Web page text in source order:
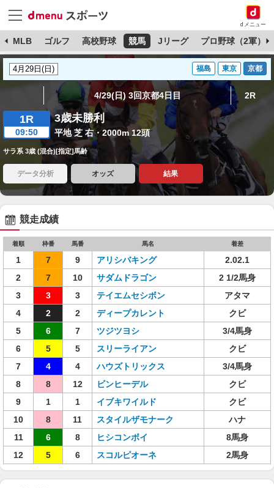
dメニュー
MLB ゴルフ 高校野球 競馬 Jリーグ プロ野球（2軍）
福島 東京 京都
4/29(日) 3回京都4日目 2R
1R
09:50
3歳未勝利
平地 芝 右・2000m 12頭
サラ系 3歳 (混合)[指定]馬齢
データ分析 オッズ 結果
競走成績
着順 枠番 馬番 馬名 着差
1 7 9 アリシバキング
2.02.1
2
7 10 サダムドラゴン
2 1/2馬身
3
3 3 テイエムセシボン
アタマ
4
2 2 ディープカレント
クビ
5
6 7 ツジツヨシ
3/4馬身
6
5 5 スリーライアン
クビ
7
4 4 ハウズトリックス
3/4馬身
8
8 12 ビンヒーデル
クビ
9
1 1 イブキワイルド
クビ
10
8 11 スタイルザモナーク
ハナ
11
6 8 ヒシコンボイ
8馬身
12
5 6 スコルピオーネ 2馬身